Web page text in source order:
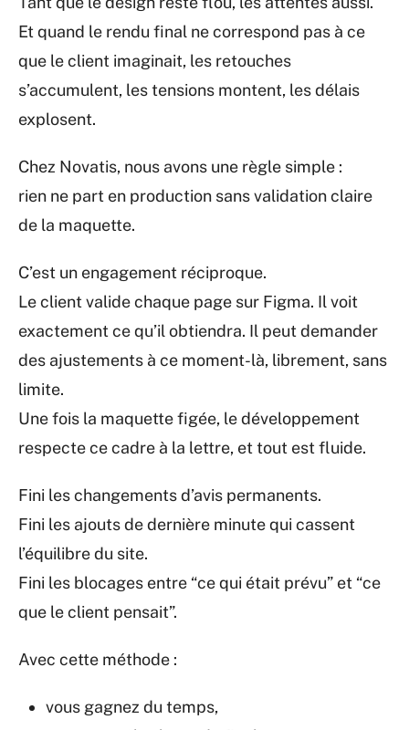
Et quand le rendu final ne correspond pas à ce
que le client imaginait, les retouches
s’accumulent, les tensions montent, les délais
explosent.
Chez Novatis, nous avons une règle simple :
rien ne part en production sans validation claire
de la maquette.
C’est un engagement réciproque.
Le client valide chaque page sur Figma. Il voit
exactement ce qu’il obtiendra. Il peut demander
des ajustements à ce moment-là, librement, sans
limite.
Une fois la maquette figée, le développement
respecte ce cadre à la lettre, et tout est fluide.
Fini les changements d’avis permanents.
Fini les ajouts de dernière minute qui cassent
l’équilibre du site.
Fini les blocages entre “ce qui était prévu” et “ce
que le client pensait”.
Avec cette méthode :
vous gagnez du temps,